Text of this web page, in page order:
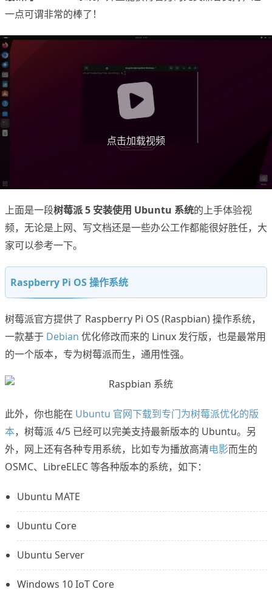
一点可谓非常的棒了！
点击加载视频
上面是一段树莓派 5 安装使用 Ubuntu 系统的上手体验视
频，无论是上网、写文档还是一些办公工作都能很好胜任，大
家可以参考一下。
Raspberry Pi OS 操作系统
树莓派官方提供了 Raspberry Pi OS (Raspbian) 操作系统，
一款基于 Debian 优化修改而来的 Linux 发行版，也是最常用
的一个版本，专为树莓派而生，通用性强。
此外，你也能在 Ubuntu 官网下载到专门为树莓派优化的版
本，树莓派 4/5 已经可以完美支持最新版本的 Ubuntu。另
外，网上还有各种专用系统，比如专为播放高清电影而生的
OSMC、LibreELEC 等各种版本的系统，如下：
Ubuntu MATE
Ubuntu Core
Ubuntu Server
Windows 10 IoT Core